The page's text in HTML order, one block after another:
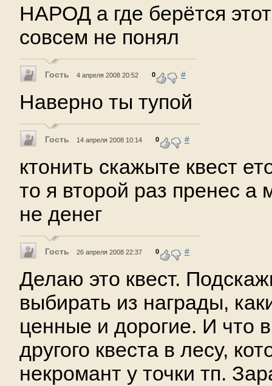
НАРОД а где берётся
совсем не понял
Гость 4 апреля 2008 20:52 0 #
Наверно ты тупой
Гость 14 апреля 2008 10:14 0 #
ктонить скажыте квест
то я второй раз пренес
не денег
Гость 26 апреля 2008 22:37 0 #
Делаю это квест.
выбирать из награды,
ценные и дорогие. И что
другого квеста в лесу,
некромант у точки тп.